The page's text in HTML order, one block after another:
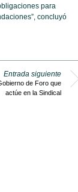
para
concluyó
Entrada siguiente
de Foro que
actúe en la Sindical